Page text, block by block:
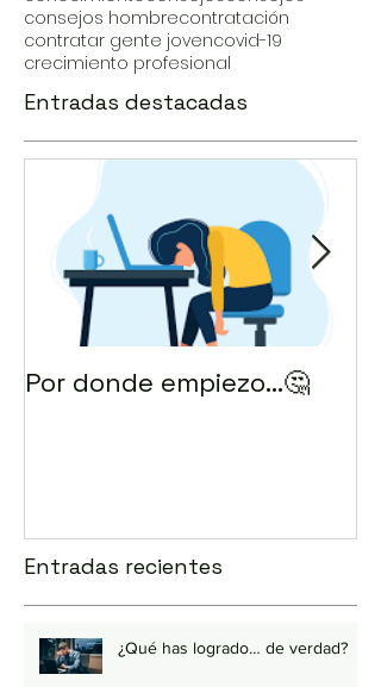
consejos hombrecontratación
contratar gente jovencovid-19
crecimiento profesional
Entradas destacadas
Por donde empiezo…🤔
Entradas recientes
¿Qué has logrado… de verdad?